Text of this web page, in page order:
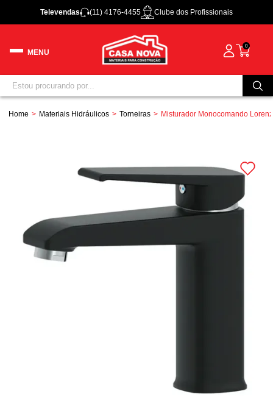
Televendas (11) 4176-4455 Clube dos Profissionais
0
Home Materiais Hidráulicos Torneiras Misturador Monocomando